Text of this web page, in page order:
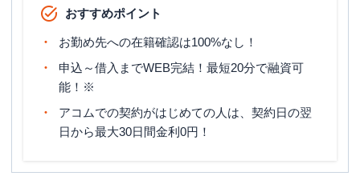
おすすめポイント
お勤め先への在籍確認は100%なし！
申込～借入までWEB完結！最短20分で融資可
能！※
アコムでの契約がはじめての人は、契約日の翌
日から最大30日間金利0円！